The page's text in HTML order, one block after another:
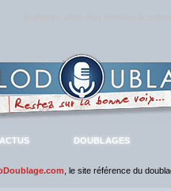
ACTUS DOUBLAGES
, le site référence du